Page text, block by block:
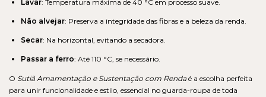
Lavar: Temperatura máxima de 40 °C em processo suave.
Não alvejar: Preserva a integridade das fibras e a beleza da renda.
Secar: Na horizontal, evitando a secadora.
Passar a ferro: Até 110 °C, se necessário.
O Sutiã Amamentação e Sustentação com Renda é a escolha perfeita
para unir funcionalidade e estilo, essencial no guarda-roupa de toda